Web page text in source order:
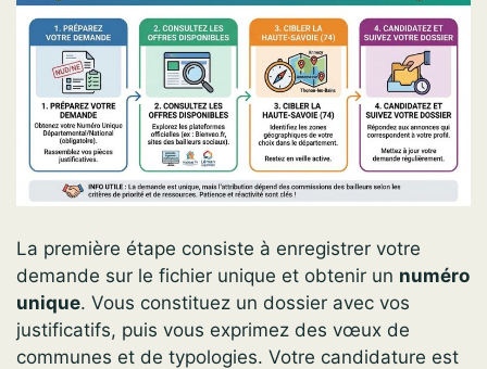
La première étape consiste à enregistrer votre
demande sur le fichier unique et obtenir un numéro
unique. Vous constituez un dossier avec vos
justificatifs, puis vous exprimez des vœux de
communes et de typologies. Votre candidature est